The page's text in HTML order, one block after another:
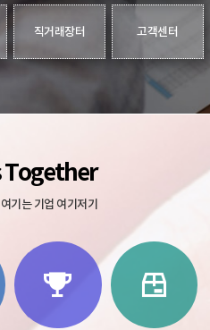
직거래장터 고객센터
Together
기는 기업 여기저기